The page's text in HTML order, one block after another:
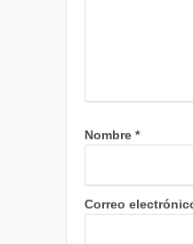
Nombre *
Correo